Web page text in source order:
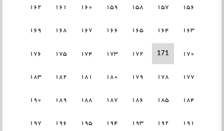
156
157
158
159
160
161
162
163
164
165
166
167
168
169
170
171
172
173
174
175
176
177
178
179
180
181
182
183
184
185
186
187
188
189
190
191
192
193
194
195
196
197